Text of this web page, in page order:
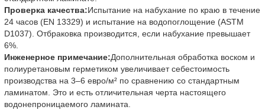
Проверка качества:Испытание на набухание по краю в течение
24 часов (EN 13329) и испытание на водопоглощение (ASTM
D1037). Отбраковка производится, если набухание превышает
6%.
Инженерное примечание:Дополнительная обработка воском и
полиуретановым герметиком увеличивает себестоимость
производства на 3–6 евро/м² по сравнению со стандартным
ламинатом. Это и есть отличительная черта настоящего
водонепроницаемого ламината.